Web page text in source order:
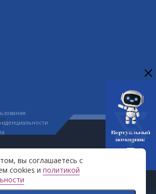
© GranStudio 2023-2026. Все права
защищены
вы соглашаетесь с
cookies и политикой